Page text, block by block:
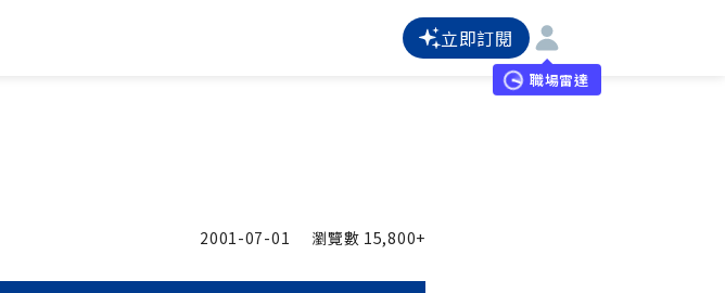
立即訂閱
職場雷達
2001-07-01 瀏覽數 15,800+